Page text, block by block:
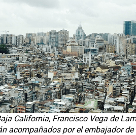
California, Francisco Vega de
acompañados por el embajador